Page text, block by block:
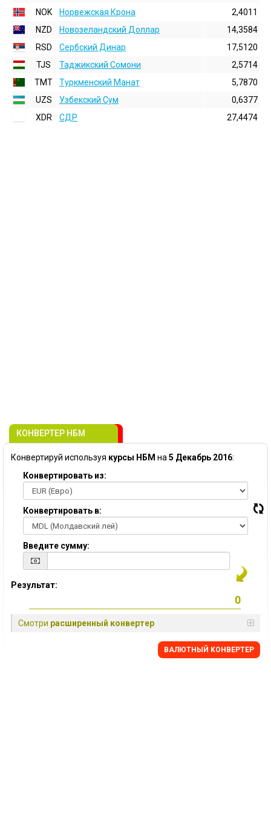
NOK
Норвежская Крона
2,4011
NZD
Новозеландский Доллар
14,3584
RSD
Сербский Динар
17,5120
TJS
Таджикский Сомони
2,5714
TMT
Туркменский Манат
5,7870
UZS
Узбекский Сум
0,6377
XDR
СДР 27,4474
КОНВЕРТЕР НБМ
Конвертируй используя курсы НБМ на 5 Декабрь 2016:
Конвертировать из:
Конвертировать в:
Введите сумму:
Результат:
Смотри расширенный конвертер
BАЛЮТНЫЙ KОНВЕРТЕР